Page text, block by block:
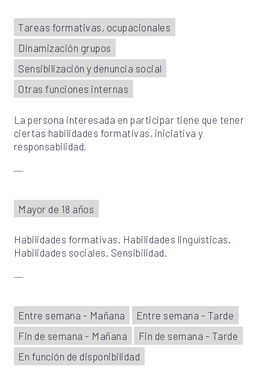
Tareas formativas, ocupacionales
Dinamización grupos
Sensibilización y denuncia social
Otras funciones internas
La persona interesada en participar tiene que tener
ciertas habilidades formativas, iniciativa y
responsabilidad.
Mayor de 18 años
Habilidades formativas. Habilidades linguísticas.
Habilidades sociales. Sensibilidad.
Entre semana - Mañana
Entre semana - Tarde
Fin de semana - Mañana
Fin de semana - Tarde
En función de disponibilidad